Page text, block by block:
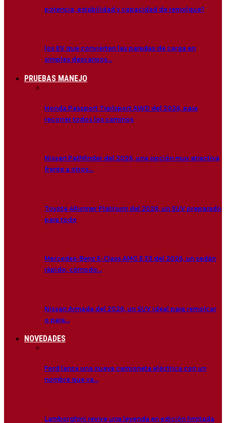
potencia, estabilidad y capacidad de remolque?
los EV que convierten las paradas de carga en
simples descansos…
PRUEBAS MANEJO
Honda Passport Trailsport AWD del 2026, para
recorrer todos los caminos
Nissan Pathfinder del 2026, una opción muy atractiva
frente a otros…
Toyota 4Runner Platinum del 2026, un SUV preparado
para todo
Mercedes-Benz E-Class AMG E 53 del 2026, un sedán
rápido, cómodo…
Nissan Armada del 2026, un SUV ideal para remolcar
o para…
NOVEDADES
Ford lanza una nueva camioneta eléctrica con un
nombre que va…
Lamborghini revive una leyenda en edición limitada